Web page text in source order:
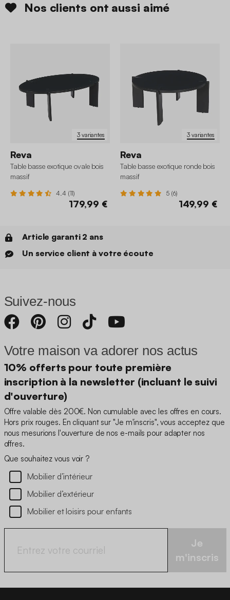
Nos clients ont aussi aimé
3 variantes
Reva
Table basse exotique ovale bois
massif
4.4 (11)
179,99 €
3 variantes
Reva
Table basse exotique ronde bois
massif
5 (6)
149,99 €
Article garanti 2 ans
Un service client à votre écoute
Suivez-nous
Votre maison va adorer nos actus
10% offerts pour toute première
inscription à la newsletter (incluant le suivi
d'ouverture)
Offre valable dès 200€. Non cumulable avec les offres en cours.
Hors prix rouges. En cliquant sur "Je m'inscris", vous acceptez que
nous mesurions l'ouverture de nos e-mails pour adapter nos
offres.
Que souhaitez vous voir ?
Mobilier d’intérieur
Mobilier d’extérieur
Mobilier et loisirs pour enfants
Je
m'inscris